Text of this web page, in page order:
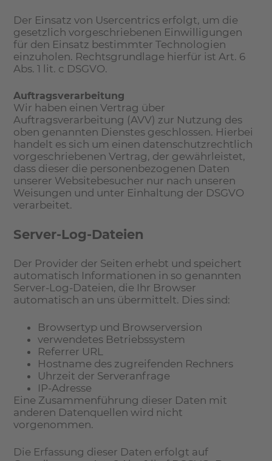
Der Einsatz von Usercentrics erfolgt, um die
gesetzlich vorgeschriebenen Einwilligungen
für den Einsatz bestimmter Technologien
einzuholen. Rechtsgrundlage hierfür ist Art. 6
Abs. 1 lit. c DSGVO.
Auftragsverarbeitung
Wir haben einen Vertrag über
Auftragsverarbeitung (AVV) zur Nutzung des
oben genannten Dienstes geschlossen. Hierbei
handelt es sich um einen datenschutzrechtlich
vorgeschriebenen Vertrag, der gewährleistet,
dass dieser die personenbezogenen Daten
unserer Websitebesucher nur nach unseren
Weisungen und unter Einhaltung der DSGVO
verarbeitet.
Server-Log-Dateien
Der Provider der Seiten erhebt und speichert
automatisch Informationen in so genannten
Server-Log-Dateien, die Ihr Browser
automatisch an uns übermittelt. Dies sind:
Browsertyp und Browserversion
verwendetes Betriebssystem
Referrer URL
Hostname des zugreifenden Rechners
Uhrzeit der Serveranfrage
IP-Adresse
Eine Zusammenführung dieser Daten mit
anderen Datenquellen wird nicht
vorgenommen.
Die Erfassung dieser Daten erfolgt auf